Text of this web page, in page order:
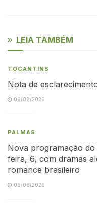
LEIA TAMBÉM
TOCANTINS
Nota de
06/08/2026
PALMAS
Nova programação
feira, 6, com dramas
romance brasileiro
06/08/2026